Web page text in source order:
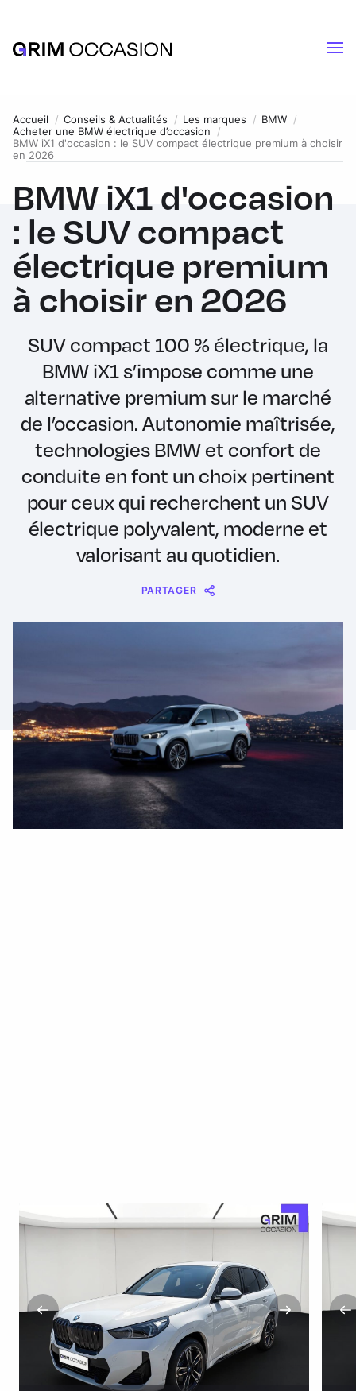
Accueil Conseils & Actualités Les marques
BMW
Acheter une BMW électrique d’occasion
BMW iX1 d'occasion : le SUV compact électrique premium à choisir
en 2026
BMW iX1 d'occasion
: le SUV compact
électrique premium
à choisir en 2026
SUV compact 100 % électrique, la
BMW iX1 s’impose comme une
alternative premium sur le marché
de l’occasion. Autonomie maîtrisée,
technologies BMW et confort de
conduite en font un choix pertinent
pour ceux qui recherchent un SUV
électrique polyvalent, moderne et
valorisant au quotidien.
PARTAGER
Message
Messenger
WhatsApp
Copy
Link
Share